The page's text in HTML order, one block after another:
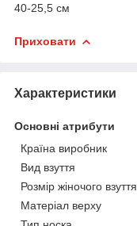
40-25,5 см
Приховати
Характеристики
Основні атрибути
Країна виробник
Вид взуття
Розмір жіночого взуття
Матеріал верху